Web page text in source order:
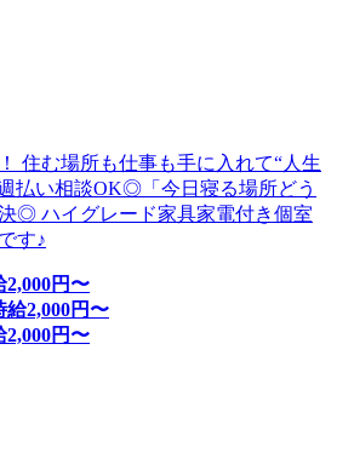
住む場所も仕事も手に入れて“人生
払い相談OK◎「今日寝る場所どう
◎ ハイグレード家具家電付き個室
す♪
2,000円〜
給2,000円〜
2,000円〜